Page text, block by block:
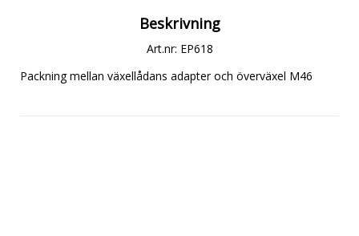
Beskrivning
Art.nr: EP618
Packning mellan växellådans adapter och överväxel M46